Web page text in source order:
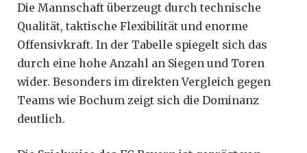
Die Mannschaft überzeugt durch technische
Qualität, taktische Flexibilität und enorme
Offensivkraft. In der Tabelle spiegelt sich das
durch eine hohe Anzahl an Siegen und Toren
wider. Besonders im direkten Vergleich gegen
Teams wie Bochum zeigt sich die Dominanz
deutlich.